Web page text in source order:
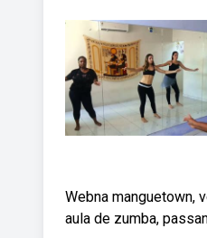
Webna manguetown,
aula de zumba,